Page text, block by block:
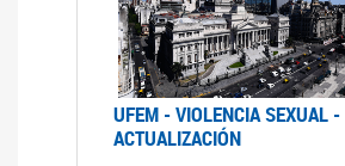
UFEM - VIOLENCIA SEXUAL -
ACTUALIZACIÓN